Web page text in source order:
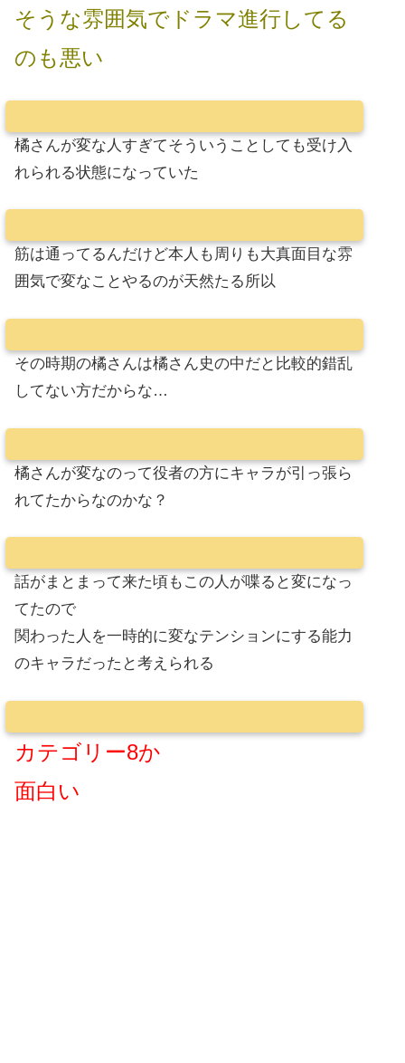
そうな雰囲気でドラマ進行してる
のも悪い
橘さんが変な人すぎてそういうことしても受け入
れられる状態になっていた
筋は通ってるんだけど本人も周りも大真面目な雰
囲気で変なことやるのが天然たる所以
その時期の橘さんは橘さん史の中だと比較的錯乱
してない方だからな…
橘さんが変なのって役者の方にキャラが引っ張ら
れてたからなのかな？
話がまとまって来た頃もこの人が喋ると変になっ
てたので
関わった人を一時的に変なテンションにする能力
のキャラだったと考えられる
カテゴリー8か
面白い